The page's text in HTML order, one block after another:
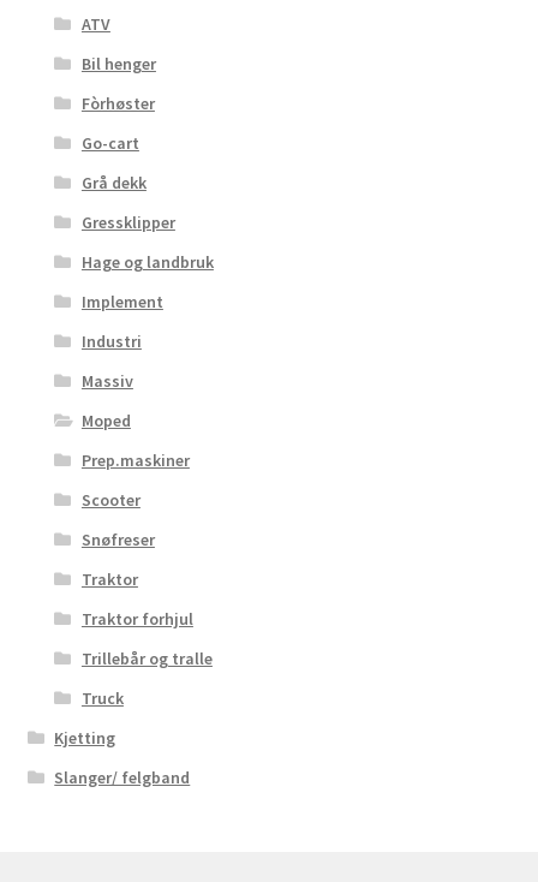
ATV
Bil henger
Fòrhøster
Go-cart
Grå dekk
Gressklipper
Hage og landbruk
Implement
Industri
Massiv
Moped
Prep.maskiner
Scooter
Snøfreser
Traktor
Traktor forhjul
Trillebår og tralle
Truck
Kjetting
Slanger/ felgband